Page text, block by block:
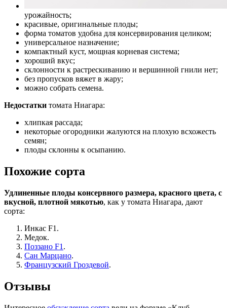
урожайность;
красивые, оригинальные плоды;
форма томатов удобна для консервирования целиком;
универсальное назначение;
компактный куст, мощная корневая система;
хороший вкус;
склонности к растрескиванию и вершинной гнили нет;
без пропусков вяжет в жару;
можно собрать семена.
Недостатки томата Ниагара:
хлипкая рассада;
некоторые огородники жалуются на плохую всхожесть
семян;
плоды склонны к осыпанию.
Похожие сорта
Удлиненные плоды консервного размера, красного цвета, с
вкусной, плотной мякотью, как у томата Ниагара, дают
сорта:
Инкас F1.
Медок.
Поззано F1 .
Сан Марцано.
Французский Гроздевой.
Отзывы